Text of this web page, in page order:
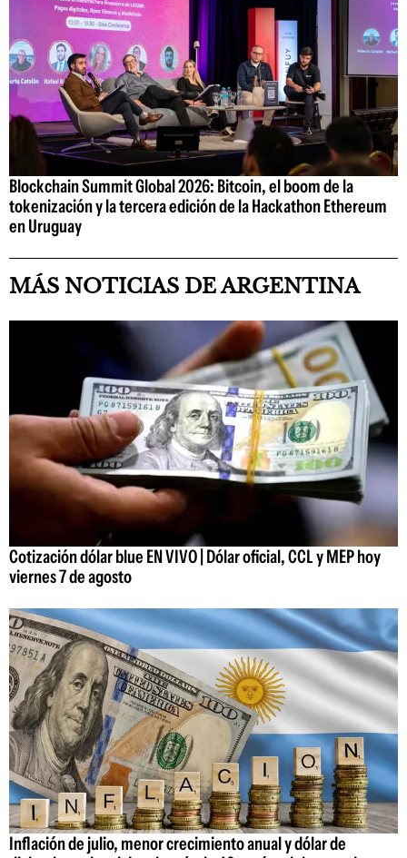
Blockchain Summit Global 2026: Bitcoin, el boom de la
tokenización y la tercera edición de la Hackathon Ethereum
en Uruguay
MÁS NOTICIAS DE ARGENTINA
Cotización dólar blue EN VIVO | Dólar oficial, CCL y MEP hoy
viernes 7 de agosto
Inflación de julio, menor crecimiento anual y dólar de